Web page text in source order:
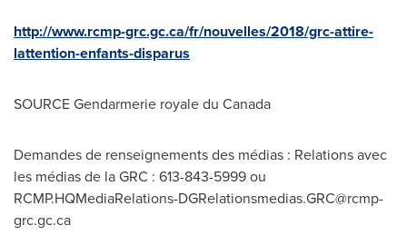
http://www.rcmp-grc.gc.ca/fr/nouvelles/2018/grc-attire-
lattention-enfants-disparus
SOURCE Gendarmerie royale du Canada
Demandes de renseignements des médias : Relations avec
les médias de la GRC : 613-843-5999 ou
RCMP.HQMediaRelations-DGRelationsmedias.GRC@rcmp-
grc.gc.ca